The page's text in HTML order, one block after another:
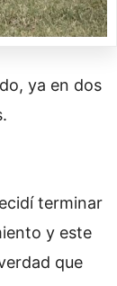
ya en dos
terminar
y este
que